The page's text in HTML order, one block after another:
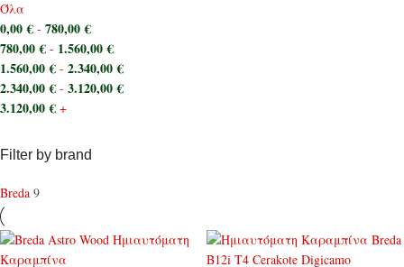
Όλα
0,00€ - 780,00€
780,00€ - 1.560,00€
1.560,00€ - 2.340,00€
2.340,00€ - 3.120,00€
3.120,00€ +
Filter by brand
Breda 9